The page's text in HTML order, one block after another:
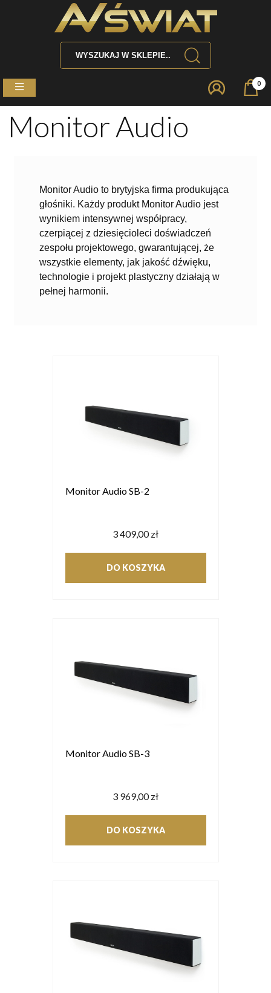
0
Monitor Audio
Monitor Audio to brytyjska firma produkująca
głośniki. Każdy produkt Monitor Audio jest
wynikiem intensywnej współpracy,
czerpiącej z dziesięcioleci doświadczeń
zespołu projektowego, gwarantującej, że
wszystkie elementy, jak jakość dźwięku,
technologie i projekt plastyczny działają w
pełnej harmonii.
Monitor Audio SB-2
3 409,00 zł
DO KOSZYKA
Monitor Audio SB-3
3 969,00 zł
DO KOSZYKA